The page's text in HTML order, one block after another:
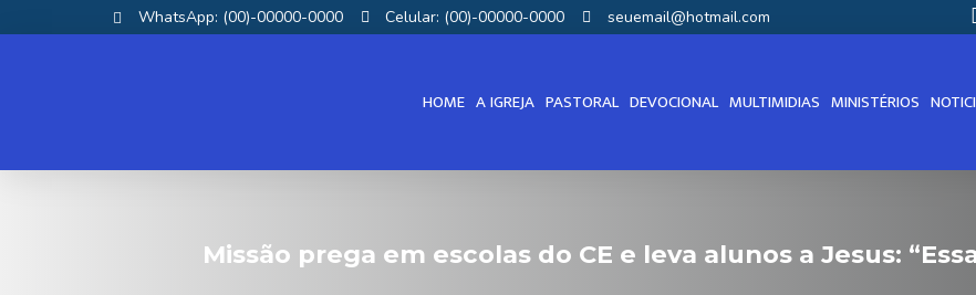
WhatsApp: (00)-00000-0000 Celular: (00)-00000-0000 seuemail@hotmail.com
HOME A IGREJA PASTORAL DEVOCIONAL MULTIMIDIAS MINISTÉRIOS
Missão prega em escolas do CE e leva alunos a Jesus: